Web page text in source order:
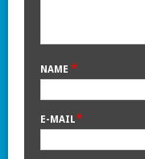
NAME *
E-MAIL*